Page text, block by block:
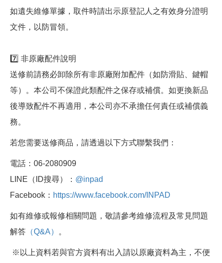
如遺失維修單據，取件時請出示原登記人之有效身分證明
文件，以防冒領。
7️⃣ 非原廠配件說明
送修前請務必卸除所有非原廠附加配件（如防滑貼、鍵帽
等）。本公司不保證此類配件之保存或補償。如更換新品
後導致配件不再適用，本公司亦不承擔任何責任或補償義
務。
若您需要送修商品，請透過以下方式聯繫我們：
電話：06-2080909
LINE（ID搜尋）： @inpad
Facebook： https://www.facebook.com/INPAD
如有維修或報修相關問題，敬請參考維修流程及常見問題
解答 （Q&A） 。
※以上資料若與官方資料有出入請以原廠資料為主，不便